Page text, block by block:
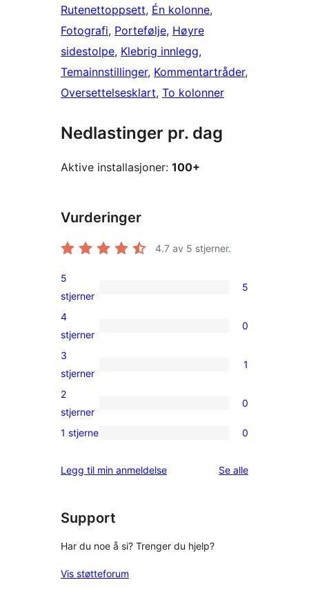
Rutenettoppsett, Én kolonne
Fotografi, Portefølje, Høyre
sidestolpe, Klebrig innlegg
Temainnstillinger, Kommentartråder
Oversettelsesklart, To kolonner
Nedlastinger pr. dag
Aktive installasjoner: 100+
Vurderinger
4.7 av 5 stjerner.
5
5-
star
5
stjerner
5
0
4-
star
4
stjerner
0
1
3-
star
3
stjerner
1
0
2-
reviews
2
stjerner
0
0
star
1 stjerne 0
Legg til min anmeldelse Se alleomtalene
Support
Har du noe å si? Trenger du hjelp?
Vis støtteforum